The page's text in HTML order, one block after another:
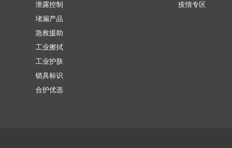
泄露控制
堵漏产品
急救援助
工业擦拭
工业护肤
锁具标识
合护优选
疫情专区